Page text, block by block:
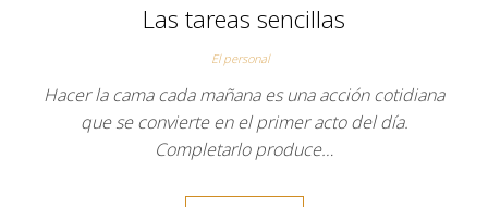
Las tareas sencillas
El personal
Hacer la cama cada mañana es una acción cotidiana
que se convierte en el primer acto del día.
Completarlo produce…